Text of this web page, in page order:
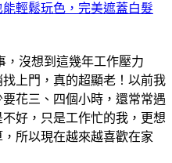
輕鬆玩色，完美遮蓋白髮
，沒想到這幾年工作壓力
上門，真的超顯老！以前我
花三、四個小時，還常常遇
好，只是工作忙的我，更想
所以現在越來越喜歡在家